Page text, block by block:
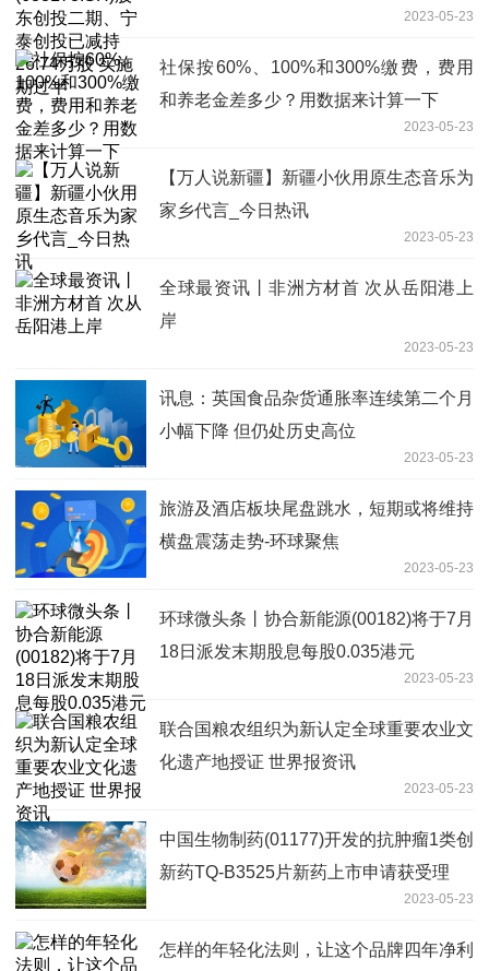
2023-05-23
社保按60%、100%和300%缴费，费用
和养老金差多少？用数据来计算一下
2023-05-23
【万人说新疆】新疆小伙用原生态音乐为
家乡代言_今日热讯
2023-05-23
全球最资讯丨非洲方材首 次从岳阳港上
岸
2023-05-23
讯息：英国食品杂货通胀率连续第二个月
小幅下降 但仍处历史高位
2023-05-23
旅游及酒店板块尾盘跳水，短期或将维持
横盘震荡走势-环球聚焦
2023-05-23
环球微头条丨协合新能源(00182)将于7月
18日派发末期股息每股0.035港元
2023-05-23
联合国粮农组织为新认定全球重要农业文
化遗产地授证 世界报资讯
2023-05-23
中国生物制药(01177)开发的抗肿瘤1类创
新药TQ-B3525片新药上市申请获受理
2023-05-23
怎样的年轻化法则，让这个品牌四年净利